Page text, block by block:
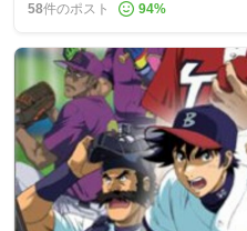
58件のポスト 94%